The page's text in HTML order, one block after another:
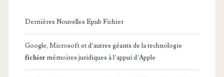
Dernières Nouvelles Epub Fichier
Google, Microsoft et d’autres géants de la technologie
fichier mémoires juridiques à l’appui d’Apple